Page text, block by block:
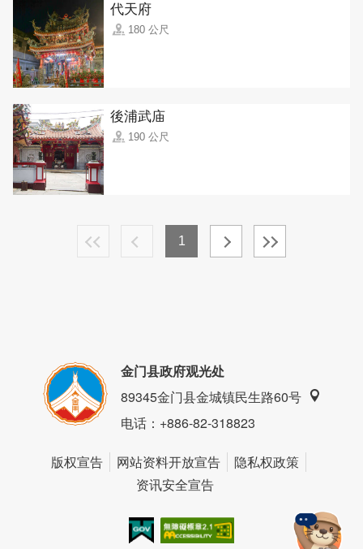
代天府
180 公尺
後浦武庙
190 公尺
1
金门县政府观光处
89345金门县金城镇民生路60号
电话：+886-82-318823
版权宣告 网站资料开放宣告
隐私权政策
资讯安全宣告